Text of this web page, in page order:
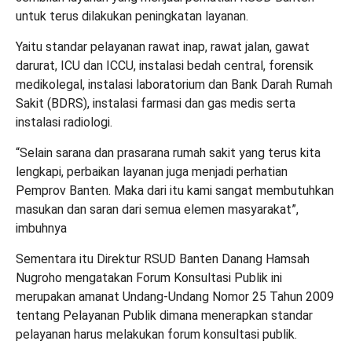
untuk terus dilakukan peningkatan layanan.
Yaitu standar pelayanan rawat inap, rawat jalan, gawat
darurat, ICU dan ICCU, instalasi bedah central, forensik
medikolegal, instalasi laboratorium dan Bank Darah Rumah
Sakit (BDRS), instalasi farmasi dan gas medis serta
instalasi radiologi.
“Selain sarana dan prasarana rumah sakit yang terus kita
lengkapi, perbaikan layanan juga menjadi perhatian
Pemprov Banten. Maka dari itu kami sangat membutuhkan
masukan dan saran dari semua elemen masyarakat”,
imbuhnya
Sementara itu Direktur RSUD Banten Danang Hamsah
Nugroho mengatakan Forum Konsultasi Publik ini
merupakan amanat Undang-Undang Nomor 25 Tahun 2009
tentang Pelayanan Publik dimana menerapkan standar
pelayanan harus melakukan forum konsultasi publik.